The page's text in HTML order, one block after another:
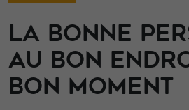
LA BONNE
AU BON
BON MOMENT